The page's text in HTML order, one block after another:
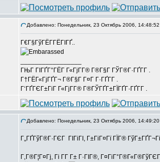
Добавлено: Понедельник, 23 Октябрь 2006, 14:48:52
Г€Г§ГўГЁГ­ГЁГІГҐ..
ГЊГ ГІГҐГ°ГЁГ Г«ГјГ­Г® Г®Г§Г ГЎГ®Г·ГҐГ­Г .
Г†ГЁГ«ГјГҐГ¬ Г®Г§Г Г¤Г Г·ГҐГ­Г .
Г‘ГҐГЄГ±ГіГ Г«ГјГ­Г® Г®ГЎГҐГ±ГЇГҐГ·ГҐГ­Г .
Добавлено: Понедельник, 23 Октябрь 2006, 14:49:20
Г„ГҐГўГ®Г·ГЄГ ГІГіГІ, Г±ГіГ¤Гї ГЇГ®
Г‚Г®Г¦Г¤Гј, Гі Г­Г Г± Г·ГІГ®,